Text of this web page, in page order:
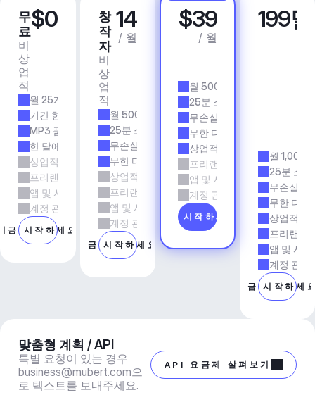
무
료
비
상
업
적
$0
월 25개 트랙
기간 한정
MP3 품질
한 달에 5회 다운로드
상업적 사용
프리랜서 및 에이전시 업무
앱 및 서비스
계정 관리자 지원
금 시작하세요
창
작
자
비
상
업
적
14
/ 월
월 500개 트랙
25분 소요 시간
무손실 품질
무한 다운로드
상업적 사용
프리랜서 및 에이전시 업무
앱 및 서비스
계정 관리자 지원
지금 시작하세요
프
로
$39
/ 월
월 500개 트랙
25분 소요 시간
무손실 품질
무한 다운로드
상업적 사용
프리랜서 및 에이전시 업무
앱 및 서비스
계정 관리자 지원
지금 시작하세요
비
즈
199
월 1,000
25분 소요
무손실 품
무한 다운
상업적 사
프리랜서
앱 및 서비
계정 관리
지금 시작하세
맞춤형 계획 / API
business@mubert.com으
로 텍스트를 보내주세요.
API 요금제 살펴보기